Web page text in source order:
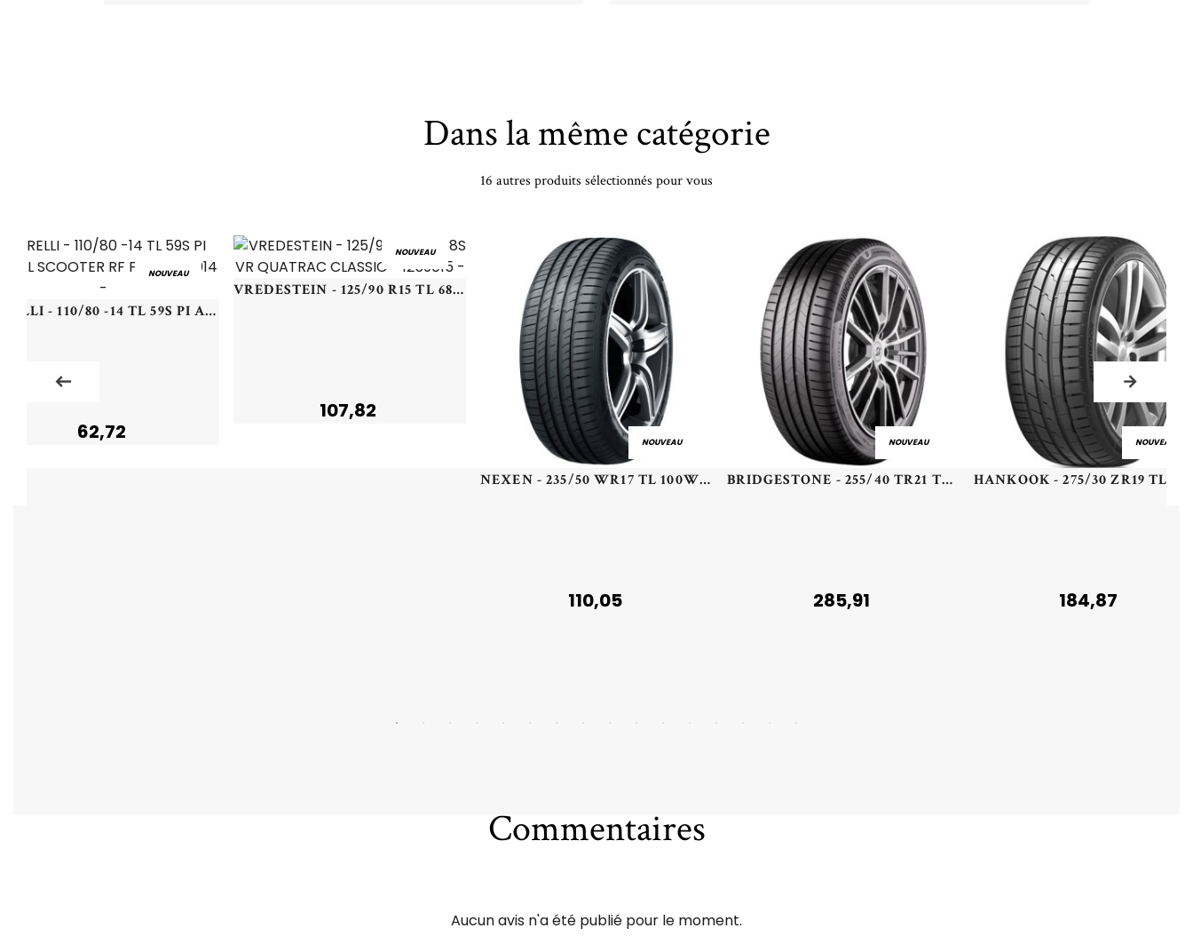
Dans la même catégorie
16 autres produits sélectionnés pour vous
NOUVEAU
PIRELLI - 110/80 -14 TL 59S PI ANGEL SCOOTER RF F/R - 1108014 -
62,72
NOUVEAU
VREDESTEIN - 125/90 R15 TL 68S VR QUATRAC CLASSIC - 1259015 -
107,82
NOUVEAU
NEXEN - 235/50 WR17 TL 100W NEXEN N'FERA PRIMUS XL - 2355017 - BAB
110,05
NOUVEAU
BRIDGESTONE - 255/40 TR21 TL 102T BR TURANZA 6 (+) R0 SLT - 2554021 - AAA
285,91
NOUVEAU
184,87
Commentaires
Aucun avis n'a été publié pour le moment.